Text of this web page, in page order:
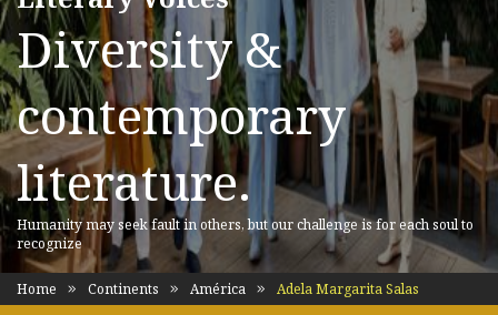
Diversity &
contemporary
literature.
Humanity may seek fault in others, but our challenge is for each soul to
recognize
Home Continents América Adela Margarita Salas